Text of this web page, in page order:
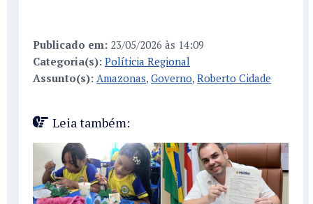
Publicado em: 23/05/2026 às 14:09
Categoria(s): Políticia Regional
Assunto(s): Amazonas, Governo, Roberto Cidade
Leia também: